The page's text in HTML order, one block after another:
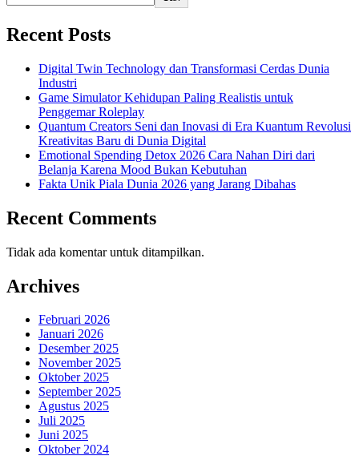
Recent Posts
Digital Twin Technology dan Transformasi Cerdas Dunia
Industri
Game Simulator Kehidupan Paling Realistis untuk
Penggemar Roleplay
Quantum Creators Seni dan Inovasi di Era Kuantum Revolusi
Kreativitas Baru di Dunia Digital
Emotional Spending Detox 2026 Cara Nahan Diri dari
Belanja Karena Mood Bukan Kebutuhan
Fakta Unik Piala Dunia 2026 yang Jarang Dibahas
Recent Comments
Tidak ada komentar untuk ditampilkan.
Archives
Februari 2026
Januari 2026
Desember 2025
November 2025
Oktober 2025
September 2025
Agustus 2025
Juli 2025
Juni 2025
Oktober 2024